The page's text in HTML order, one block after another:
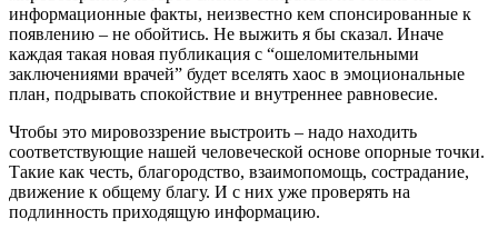
информационные факты, неизвестно кем спонсированные к
появлению – не обойтись. Не выжить я бы сказал. Иначе
каждая такая новая публикация с “ошеломительными
заключениями врачей” будет вселять хаос в эмоциональные
план, подрывать спокойствие и внутреннее равновесие.
Чтобы это мировоззрение выстроить – надо находить
соответствующие нашей человеческой основе опорные точки.
Такие как честь, благородство, взаимопомощь, сострадание,
движение к общему благу. И с них уже проверять на
подлинность приходящую информацию.